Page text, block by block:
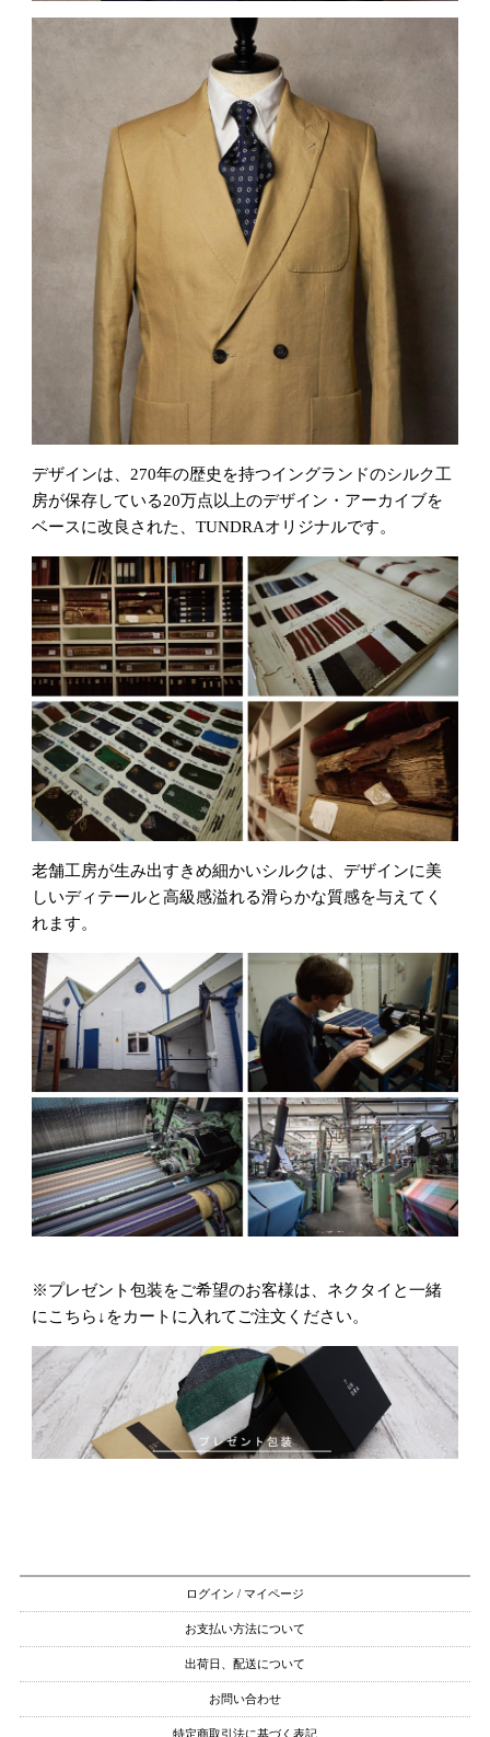
デザインは、270年の歴史を持つイングランドのシルク工
房が保存している20万点以上のデザイン・アーカイブを
ベースに改良された、TUNDRAオリジナルです。
老舗工房が生み出すきめ細かいシルクは、デザインに美
しいディテールと高級感溢れる滑らかな質感を与えてく
れます。
※プレゼント包装をご希望のお客様は、ネクタイと一緒
にこちら↓をカートに入れてご注文ください。
ログイン / マイページ
お支払い方法について
出荷日、配送について
お問い合わせ
特定商取引法に基づく表記